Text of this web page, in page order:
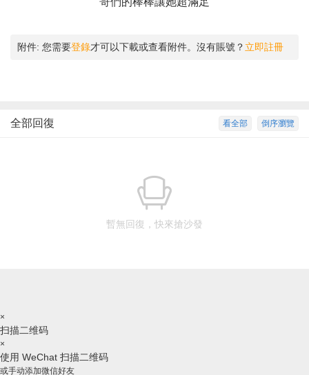
附件: 您需要登錄才可以下載或查看附件。沒有賬號？ 立即註冊
倒序瀏覽
看全部
全部回復
暫無回復，快來搶沙發
×
扫描二维码
×
使用 WeChat 扫描二维码
或手动添加微信好友